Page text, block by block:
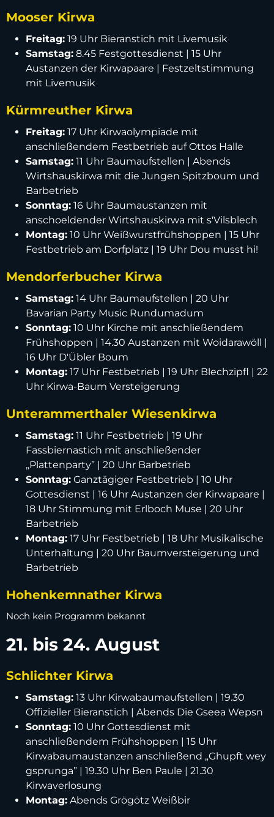
Mooser Kirwa
Freitag: 19 Uhr Bieranstich mit Livemusik
Samstag: 8.45 Festgottesdienst | 15 Uhr
Austanzen der Kirwapaare | Festzeltstimmung
mit Livemusik
Kürmreuther Kirwa
Freitag: 17 Uhr Kirwaolympiade mit
anschließendem Festbetrieb auf Ottos Halle
Samstag: 11 Uhr Baumaufstellen | Abends
Wirtshauskirwa mit die Jungen Spitzboum und
Barbetrieb
Sonntag: 16 Uhr Baumaustanzen mit
anschoeldender Wirtshauskirwa mit s'Vilsblech
Montag: 10 Uhr Weißwurstfrühshoppen | 15 Uhr
Festbetrieb am Dorfplatz | 19 Uhr Dou musst hi!
Mendorferbucher Kirwa
Samstag: 14 Uhr Baumaufstellen | 20 Uhr
Bavarian Party Music Rundumadum
Sonntag: 10 Uhr Kirche mit anschließendem
Frühshoppen | 14.30 Austanzen mit Woidarawöll |
16 Uhr D'Übler Boum
Montag: 17 Uhr Festbetrieb | 19 Uhr Blechzipfl | 22
Uhr Kirwa-Baum Versteigerung
Unterammerthaler Wiesenkirwa
Samstag: 11 Uhr Festbetrieb | 19 Uhr
Fassbiernastich mit anschließender
„Plattenparty” | 20 Uhr Barbetrieb
Sonntag: Ganztägiger Festbetrieb | 10 Uhr
Gottesdienst | 16 Uhr Austanzen der Kirwapaare |
18 Uhr Stimmung mit Erlboch Muse | 20 Uhr
Barbetrieb
Montag: 17 Uhr Festbetrieb | 18 Uhr Musikalische
Unterhaltung | 20 Uhr Baumversteigerung und
Barbetrieb
Hohenkemnather Kirwa
Noch kein Programm bekannt
21. bis 24. August
Schlichter Kirwa
Samstag: 13 Uhr Kirwabaumaufstellen | 19.30
Offizieller Bieranstich | Abends Die Gseea Wepsn
Sonntag: 10 Uhr Gottesdienst mit
anschließendem Frühshoppen | 15 Uhr
Kirwabaumaustanzen anschließend „Ghupft wey
gsprunga” | 19.30 Uhr Ben Paule | 21.30
Kirwaverlosung
Montag: Abends Grögötz Weißbir